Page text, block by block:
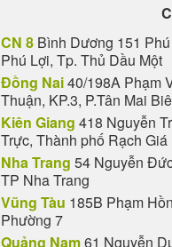
CN 8 Bình Dương 151 Phú
Phú Lợi, Tp. Thủ Dầu Một
Đồng Nai40/198A Phạm
Thuận, KP.3, P.Tân Mai
Kiên Giang 418 Nguyễn
Trực, Thành phố Rạch Giá
Nha Trang 54 Nguyễn
TP Nha Trang
Vũng Tàu 185B Phạm
Phường 7
Quảng Nam61 Nguyễn